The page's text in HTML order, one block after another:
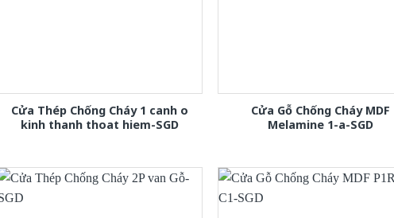
Cửa Thép Chống Cháy 1 canh o
kinh thanh thoat hiem-SGD
Cửa Gỗ Chống Cháy MDF
Melamine 1-a-SGD